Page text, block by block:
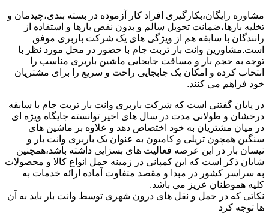
مشاوره رایگان،بکارگیری افراد کار آزموده در بسته بندی،چیدمان و
تخلیه بارها،ضمانت تحویل سالم و بدون نقص بارها و استفاده از
رانندگان با سابقه هم از ویژگی های یک شرکت باربری موفق
است.مشاورین وانت بار تربت جام با حضور در محل مورد نظر با
توجه به حجم بار و مسافت جابجایی ماشین باربری مناسب را
انتخاب کرده و امکان یک جابجایی راحت و سریع را برای مشتریان
خود فراهم می کنند.
در پایان گفتنی است که شرکت باربری وانت بار تربت جام با سابقه
درخشان و طولانی مدت در سال های اخیر توانسته جایگاه ویژه ای
در میان مشتریان به خود اختصاص دهد و علاوه بر ماشین های
سنگین همچون تریلی و کامیون به عنوان یک باربری وانت بار و
نیسان بار در این عرصه فعالیت های بسزایی داشته باشد،همچنین
شایان ذکر است که این کمپانی در زمینه حمل انواع کالا و محصولات
به سراسر کشور در مبدا و مقصد متفاوت آماده ارائه خدمات به
کلیه هموطنان عزیز می باشد.
نکاتی که در حمل و نقل های درون شهری توسط وانت بار باید به آن
ها توجه کرد